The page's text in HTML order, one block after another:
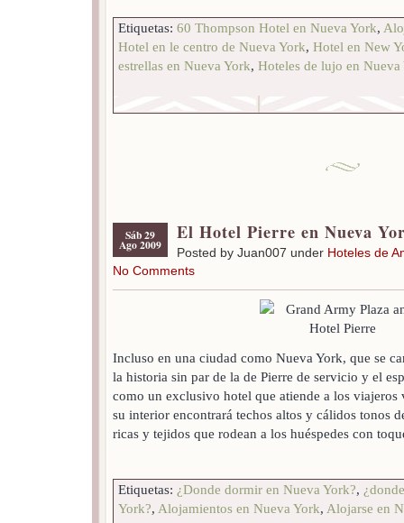
Etiquetas: 60 Thompson Hotel en Nueva York,
Hotel en le centro de Nueva York, Hotel en New
estrellas en Nueva York, Hoteles de lujo en Nueva
Sáb 29
Ago 2009
El Hotel Pierre en Nueva
Posted by Juan007 under Hoteles de
No Comments
Incluso en una ciudad como Nueva York, que se
la historia sin par de la de Pierre de servicio y el
como un exclusivo hotel que atiende a los viajeros
su interior encontrará techos altos y cálidos tonos
ricas y tejidos que rodean a los huéspedes con
Etiquetas: ¿Donde dormir en Nueva York?,
York?, Alojamientos en Nueva York, Alojarse en